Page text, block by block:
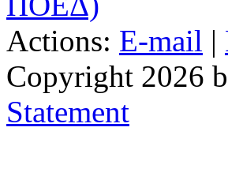
Actions: E-mail |
Copyright 2026
Statement